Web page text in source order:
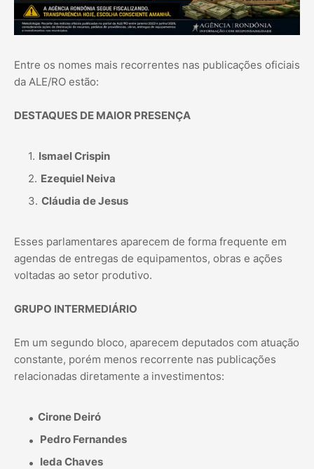
Entre os nomes mais recorrentes nas publicações oficiais
da ALE/RO estão:
DESTAQUES DE MAIOR PRESENÇA
Ismael Crispin
Ezequiel Neiva
Cláudia de Jesus
Esses parlamentares aparecem de forma frequente em
agendas de entregas de equipamentos, obras e ações
voltadas ao setor produtivo.
GRUPO INTERMEDIÁRIO
Em um segundo bloco, aparecem deputados com atuação
constante, porém menos recorrente nas publicações
relacionadas diretamente a investimentos:
Cirone Deiró
Pedro Fernandes
Ieda Chaves